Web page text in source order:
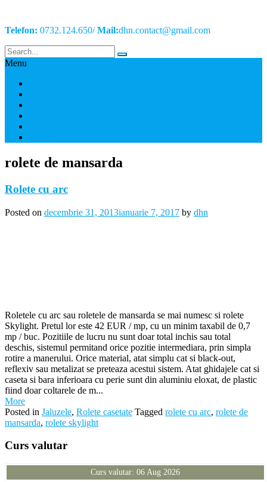
Telefon: 0732.124.650/Mail:dhn.contact@gmail.com
Menu
rolete de mansarda
Rolete cu arc
Posted on decembrie 31, 2013ianuarie 7, 2017 by dhn
Roletele cu arc sau roletele de mansarda se mai numesc si rolete
Skylight. Pretul lor este 42 EUR / mp, cu un minim taxabil de 0,7
mp / buc. Pozitiile de lucru nu sunt doar total inchis sau total
deschis, sistemul permitand orice pozitie intermediara, prin simpla
rotire a manerului. Orice material, atat simplu cat si black-out,
reflexiv sau metalizat se preteaza acestui sistem. Atat ghidajele cat si
caseta si bara inferioara cu perie sunt din aluminiu eloxat, de plastic
fiind doar coltarele de m...
More
Posted in Jaluzele, Rolete casetate Tagged rolete cu arc, rolete de
mansarda, rolete skylight
Curs valutar
Curs valutar: 06 Aug 2026